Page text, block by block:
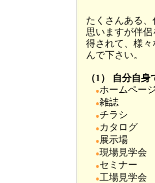
たくさんある
思いますが伴
得されて、様
んで下さい。
（1） 自分自
●ホームペー
●雑誌
●チラシ
● カタログ
● 展示場
●現場見学会
●セミナー
●工場見学会